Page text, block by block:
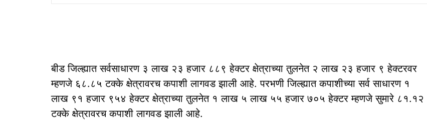
बीड जिल्ह्यात सर्वसाधारण ३ लाख २३ हजार ८८९ हेक्टर क्षेत्राच्या तुलनेत २ लाख २३ हजार ९ हेक्‍टरवर
म्हणजे ६८.८५ टक्के क्षेत्रावरच कपाशी लागवड झाली आहे. परभणी जिल्ह्यात कपाशीच्या सर्व साधारण १
लाख ९१ हजार ९५४ हेक्टर क्षेत्राच्या तुलनेत १ लाख ५ लाख ५५ हजार ७०५ हेक्टर म्हणजे सुमारे ८१.१२
टक्के क्षेत्रावरच कपाशी लागवड झाली आहे.